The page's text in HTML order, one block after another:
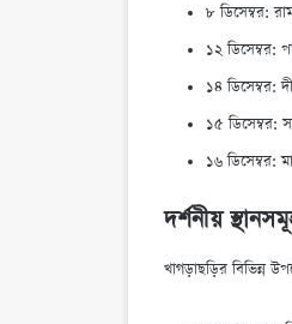
৮ ডিসেম্বর:
১২ ডিসেম্বর:
১৪ ডিসেম্বর:
১৫ ডিসেম্বর:
১৬ ডিসেম্বর:
দর্শনীয়
খাগড়াছড়ির বিভিন্ন